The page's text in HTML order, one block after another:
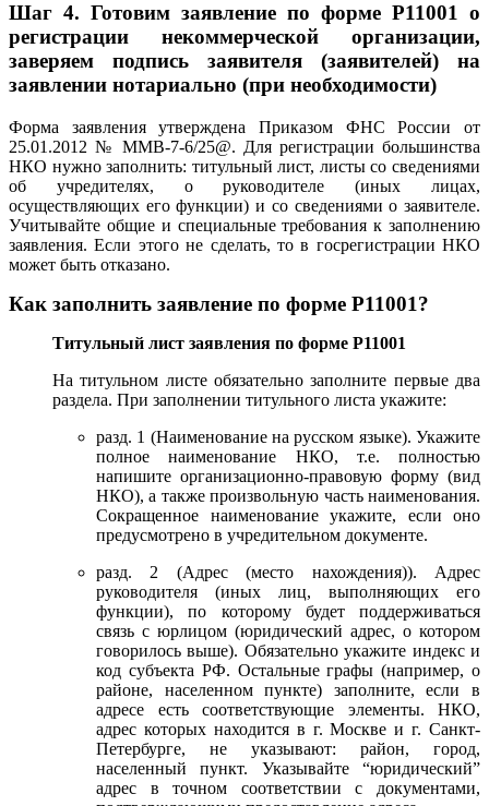
Шаг 4. Готовим заявление по форме Р11001 о
регистрации некоммерческой организации,
заверяем подпись заявителя (заявителей) на
заявлении нотариально (при необходимости)
Форма заявления утверждена Приказом ФНС России от
25.01.2012 № ММВ-7-6/25@. Для регистрации большинства
НКО нужно заполнить: титульный лист, листы со сведениями
об учредителях, о руководителе (иных лицах,
осуществляющих его функции) и со сведениями о заявителе.
Учитывайте общие и специальные требования к заполнению
заявления. Если этого не сделать, то в госрегистрации НКО
может быть отказано.
Как заполнить заявление по форме Р11001?
Титульный лист заявления по форме Р11001
На титульном листе обязательно заполните первые два
раздела. При заполнении титульного листа укажите:
разд. 1 (Наименование на русском языке). Укажите
полное наименование НКО, т.е. полностью
напишите организационно-правовую форму (вид
НКО), а также произвольную часть наименования.
Сокращенное наименование укажите, если оно
предусмотрено в учредительном документе.
разд. 2 (Адрес (место нахождения)). Адрес
руководителя (иных лиц, выполняющих его
функции), по которому будет поддерживаться
связь с юрлицом (юридический адрес, о котором
говорилось выше). Обязательно укажите индекс и
код субъекта РФ. Остальные графы (например, о
районе, населенном пункте) заполните, если в
адресе есть соответствующие элементы. НКО,
адрес которых находится в г. Москве и г. Санкт-
Петербурге, не указывают: район, город,
населенный пункт. Указывайте “юридический”
адрес в точном соответствии с документами,